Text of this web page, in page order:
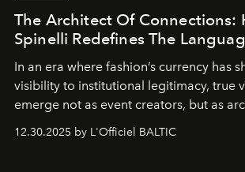
The Architect Of Connections:
Spinelli Redefines The
In an era where fashion’s currency has
visibility to institutional legitimacy, true
emerge not as event creators, but as
ecosystems.
Sabrina Spinelli
brand strategist with three decades of
12.30.2025 by L'Officiel BALTIC